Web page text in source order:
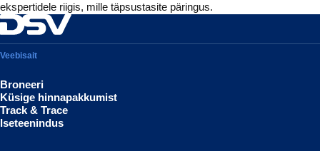
ekspertidele riigis, mille täpsustasite päringus.
Veebisait
Broneeri
Küsige hinnapakkumist
Track & Trace
Iseteenindus